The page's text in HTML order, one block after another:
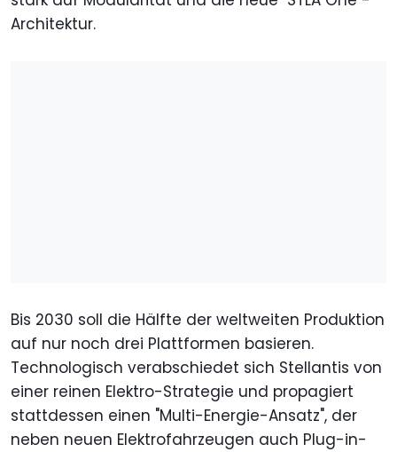
Architektur.
Bis 2030 soll die Hälfte der weltweiten Produktion
auf nur noch drei Plattformen basieren.
Technologisch verabschiedet sich Stellantis von
einer reinen Elektro-Strategie und propagiert
stattdessen einen "Multi-Energie-Ansatz", der
neben neuen Elektrofahrzeugen auch Plug-in-